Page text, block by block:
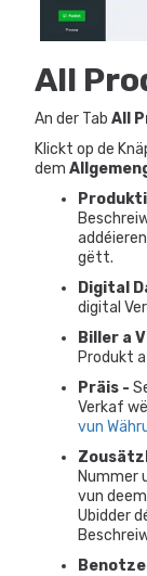
All
An der Tab All
Klickt op de
dem
gëtt.
Digital
digital
Biller a
Produkt
Präis -
Verkaf
vun
Nummer
vun
Ubidder